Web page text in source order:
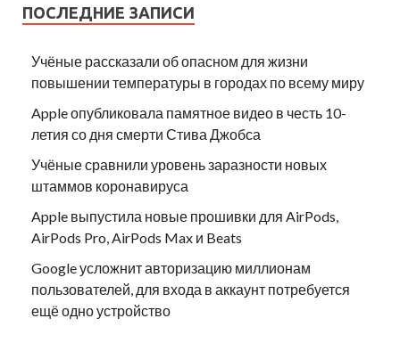
ПОСЛЕДНИЕ ЗАПИСИ
Учёные рассказали об опасном для жизни
повышении температуры в городах по всему миру
Apple опубликовала памятное видео в честь 10-
летия со дня смерти Стива Джобса
Учёные сравнили уровень заразности новых
штаммов коронавируса
Apple выпустила новые прошивки для AirPods,
AirPods Pro, AirPods Max и Beats
Google усложнит авторизацию миллионам
пользователей, для входа в аккаунт потребуется
ещё одно устройство